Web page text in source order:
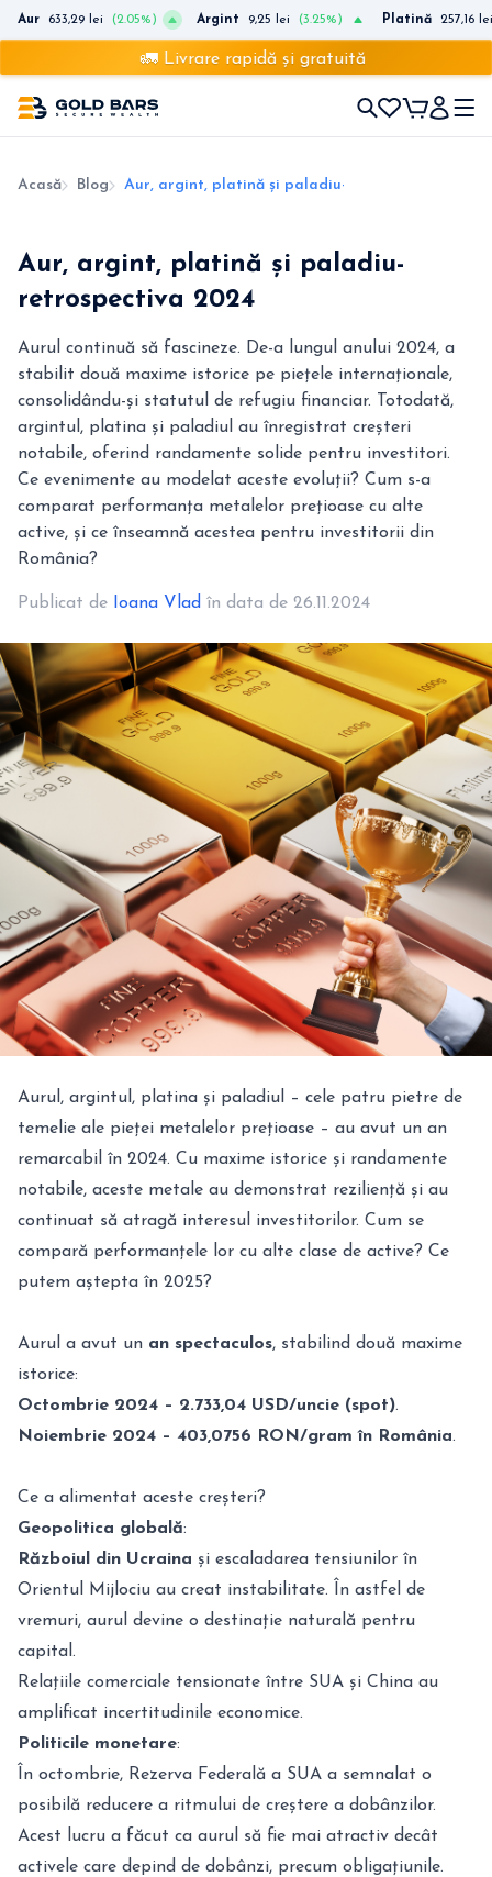
Aur 633,29 lei (2.05%) Argint 9,25 lei (3.25%) Platină 257,16 lei
🚛 Livrare rapidă și gratuită
Acasă Blog Aur, argint, platină și paladiu-retrospectiva 2024
Aur, argint, platină și paladiu-
retrospectiva 2024
Aurul continuă să fascineze. De-a lungul anului 2024, a
stabilit două maxime istorice pe piețele internaționale,
consolidându-și statutul de refugiu financiar. Totodată,
argintul, platina și paladiul au înregistrat creșteri
notabile, oferind randamente solide pentru investitori.
Ce evenimente au modelat aceste evoluții? Cum s-a
comparat performanța metalelor prețioase cu alte
active, și ce înseamnă acestea pentru investitorii din
România?
Publicat de Ioana Vlad în data de 26.11.2024
Aurul, argintul, platina și paladiul – cele patru pietre de
temelie ale pieței metalelor prețioase – au avut un an
remarcabil în 2024. Cu maxime istorice și randamente
notabile, aceste metale au demonstrat reziliență și au
continuat să atragă interesul investitorilor. Cum se
compară performanțele lor cu alte clase de active? Ce
putem aștepta în 2025?
Aurul a avut un an spectaculos, stabilind două maxime
istorice:
Octombrie 2024 – 2.733,04 USD/uncie (spot).
Noiembrie 2024 – 403,0756 RON/gram în România.
Ce a alimentat aceste creșteri?
Geopolitica globală:
Războiul din Ucraina și escaladarea tensiunilor în
Orientul Mijlociu au creat instabilitate. În astfel de
vremuri, aurul devine o destinație naturală pentru
capital.
Relațiile comerciale tensionate între SUA și China au
amplificat incertitudinile economice.
Politicile monetare:
În octombrie, Rezerva Federală a SUA a semnalat o
posibilă reducere a ritmului de creștere a dobânzilor.
Acest lucru a făcut ca aurul să fie mai atractiv decât
activele care depind de dobânzi, precum obligațiunile.